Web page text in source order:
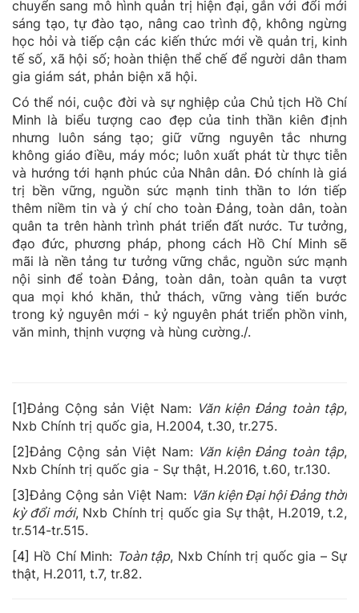
chuyển sang mô hình quản trị hiện đại, gắn với đổi mới
sáng tạo, tự đào tạo, nâng cao trình độ, không ngừng
học hỏi và tiếp cận các kiến thức mới về quản trị, kinh
tế số, xã hội số; hoàn thiện thể chế để người dân tham
gia giám sát, phản biện xã hội.
Có thể nói, cuộc đời và sự nghiệp của Chủ tịch Hồ Chí
Minh là biểu tượng cao đẹp của tinh thần kiên định
nhưng luôn sáng tạo; giữ vững nguyên tắc nhưng
không giáo điều, máy móc; luôn xuất phát từ thực tiễn
và hướng tới hạnh phúc của Nhân dân. Đó chính là giá
trị bền vững, nguồn sức mạnh tinh thần to lớn tiếp
thêm niềm tin và ý chí cho toàn Đảng, toàn dân, toàn
quân ta trên hành trình phát triển đất nước. Tư tưởng,
đạo đức, phương pháp, phong cách Hồ Chí Minh sẽ
mãi là nền tảng tư tưởng vững chắc, nguồn sức mạnh
nội sinh để toàn Đảng, toàn dân, toàn quân ta vượt
qua mọi khó khăn, thử thách, vững vàng tiến bước
trong kỷ nguyên mới - kỷ nguyên phát triển phồn vinh,
văn minh, thịnh vượng và hùng cường./.
[1]Đảng Cộng sản Việt Nam: Văn kiện Đảng toàn tập,
Nxb Chính trị quốc gia, H.2004, t.30, tr.275.
[2]Đảng Cộng sản Việt Nam: Văn kiện Đảng toàn tập,
Nxb Chính trị quốc gia - Sự thật, H.2016, t.60, tr.130.
[3]Đảng Cộng sản Việt Nam: Văn kiện Đại hội Đảng thời
kỳ đổi mới, Nxb Chính trị quốc gia Sự thật, H.2019, t.2,
tr.514-tr.515.
[4] Hồ Chí Minh: Toàn tập, Nxb Chính trị quốc gia – Sự
thật, H.2011, t.7, tr.82.